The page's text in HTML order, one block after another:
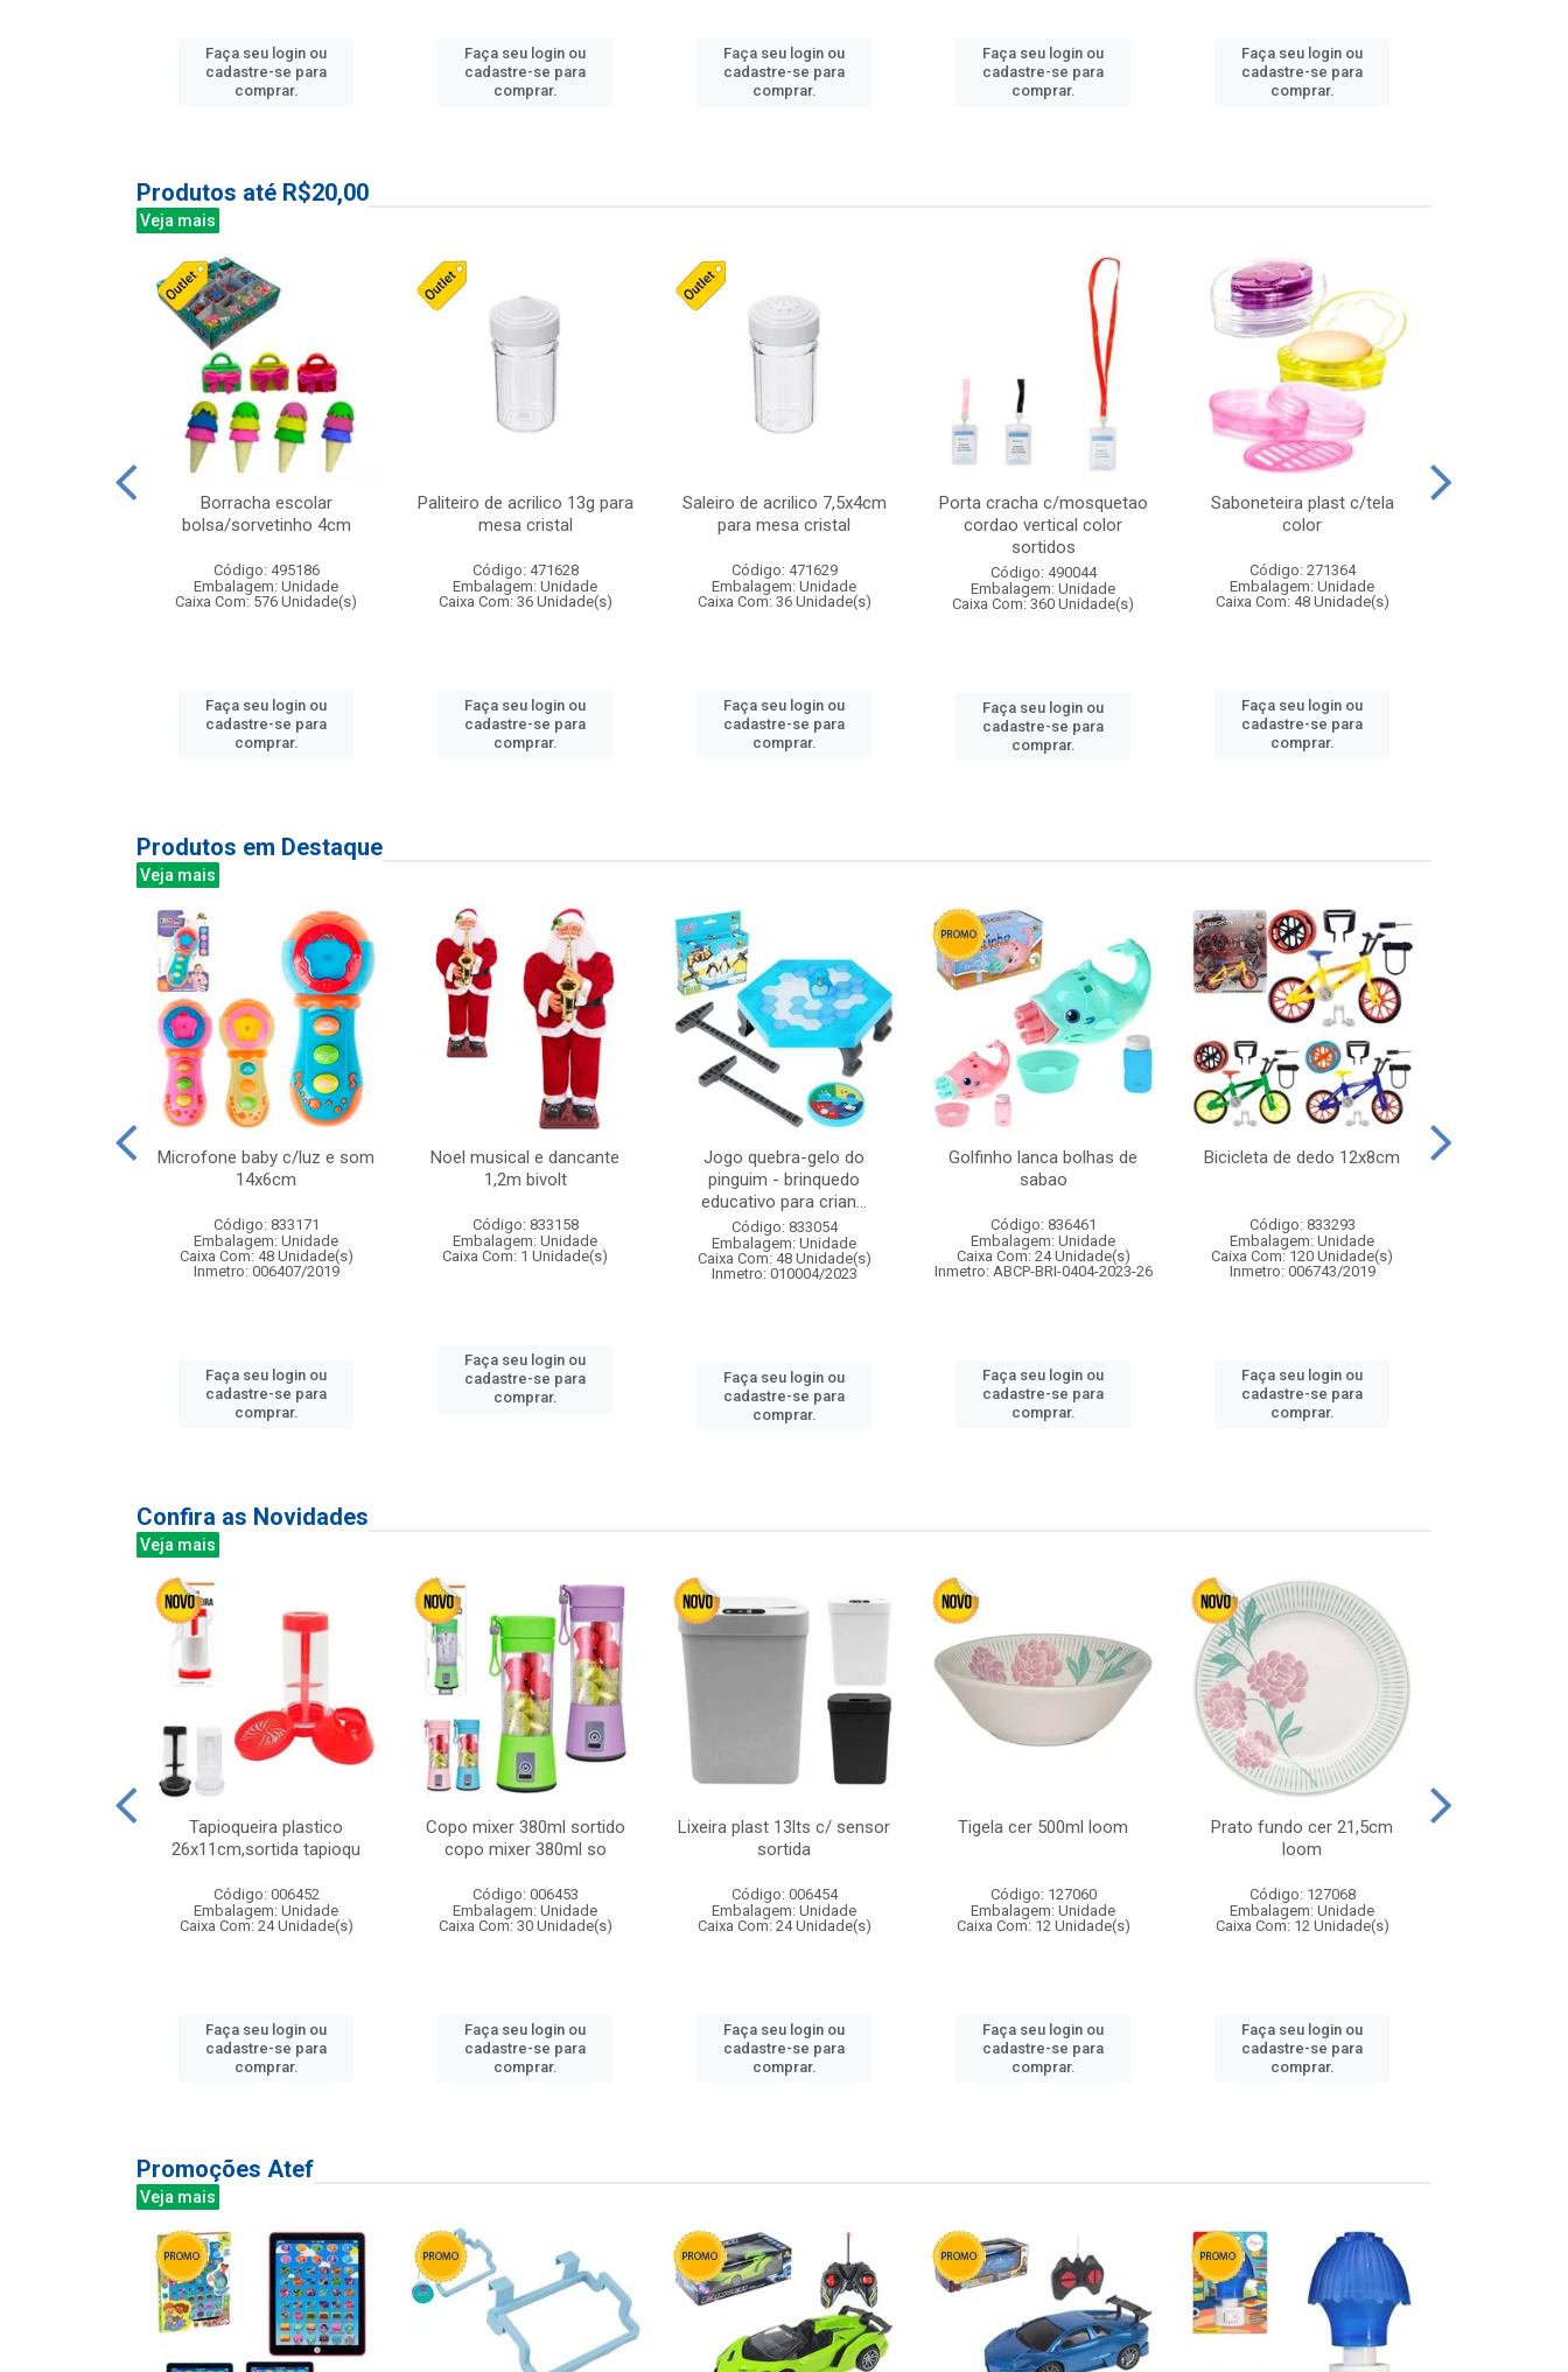
Faça seu login ou
cadastre-se para
comprar.
Faça seu login ou
cadastre-se para
comprar.
Faça seu login ou
cadastre-se para
comprar.
Faça seu login ou
cadastre-se para
comprar.
Faça seu login ou
cadastre-se para
comprar.
Produtos até R$20,00
Veja mais
Borracha escolar
bolsa/sorvetinho 4cm
Código: 495186
Embalagem: Unidade
Caixa Com: 576 Unidade(s)
Faça seu login ou
cadastre-se para
comprar.
Paliteiro de acrilico 13g para
mesa cristal
Código: 471628
Embalagem: Unidade
Caixa Com: 36 Unidade(s)
Faça seu login ou
cadastre-se para
comprar.
Saleiro de acrilico 7,5x4cm
para mesa cristal
Código: 471629
Embalagem: Unidade
Caixa Com: 36 Unidade(s)
Faça seu login ou
cadastre-se para
comprar.
Porta cracha c/mosquetao
cordao vertical color
sortidos
Código: 490044
Embalagem: Unidade
Caixa Com: 360 Unidade(s)
Faça seu login ou
cadastre-se para
comprar.
Saboneteira plast c/tela
color
Código: 271364
Embalagem: Unidade
Caixa Com: 48 Unidade(s)
Faça seu login ou
cadastre-se para
comprar.
Produtos em Destaque
Veja mais
Microfone baby c/luz e som
14x6cm
Código: 833171
Embalagem: Unidade
Caixa Com: 48 Unidade(s)
Inmetro: 006407/2019
Faça seu login ou
cadastre-se para
comprar.
Noel musical e dancante
1,2m bivolt
Código: 833158
Embalagem: Unidade
Caixa Com: 1 Unidade(s)
Faça seu login ou
cadastre-se para
comprar.
Jogo quebra-gelo do
pinguim - brinquedo
educativo para crian...
Código: 833054
Embalagem: Unidade
Caixa Com: 48 Unidade(s)
Inmetro: 010004/2023
Faça seu login ou
cadastre-se para
comprar.
Golfinho lanca bolhas de
sabao
Código: 836461
Embalagem: Unidade
Caixa Com: 24 Unidade(s)
Inmetro: ABCP-BRI-0404-2023-26
Faça seu login ou
cadastre-se para
comprar.
Bicicleta de dedo 12x8cm
Código: 833293
Embalagem: Unidade
Caixa Com: 120 Unidade(s)
Inmetro: 006743/2019
Faça seu login ou
cadastre-se para
comprar.
Confira as Novidades
Veja mais
Tapioqueira plastico
26x11cm,sortida tapioqu
Código: 006452
Embalagem: Unidade
Caixa Com: 24 Unidade(s)
Faça seu login ou
cadastre-se para
comprar.
Copo mixer 380ml sortido
copo mixer 380ml so
Código: 006453
Embalagem: Unidade
Caixa Com: 30 Unidade(s)
Faça seu login ou
cadastre-se para
comprar.
Lixeira plast 13lts c/ sensor
sortida
Código: 006454
Embalagem: Unidade
Caixa Com: 24 Unidade(s)
Faça seu login ou
cadastre-se para
comprar.
Tigela cer 500ml loom
Código: 127060
Embalagem: Unidade
Caixa Com: 12 Unidade(s)
Faça seu login ou
cadastre-se para
comprar.
Prato fundo cer 21,5cm
loom
Código: 127068
Embalagem: Unidade
Caixa Com: 12 Unidade(s)
Faça seu login ou
cadastre-se para
comprar.
Promoções Atef
Veja mais